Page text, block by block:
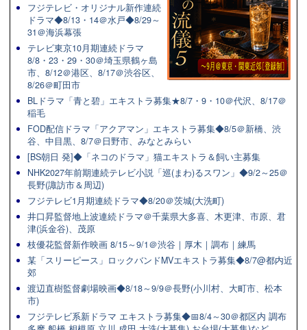
フジテレビ・オリジナル新作連続
ドラマ◆8/13・14＠水戸◆8/29～
31＠海浜幕張
テレビ東京10月期連続ドラマ
8/8・23・29・30＠埼玉県鶴ヶ島
市、8/12＠港区、8/17＠渋谷区、
8/26＠町田市
BLドラマ「青と碧」エキストラ募集★8/7・9・10＠代沢、8/17＠
稲毛
FOD配信ドラマ「アクアマン」エキストラ募集◆8/5＠新橋、渋
谷、中目黒、8/7＠日野市、みなとみらい
[BS朝日 発]◆「ネコのドラマ」猫エキストラ＆飼い主募集
NHK2027年前期連続テレビ小説「巡(まわ)るスワン」◆9/2～25＠
長野(諏訪市＆周辺)
フジテレビ1月期連続ドラマ◆8/20＠茨城(大洗町)
井口昇監督地上波連続ドラマ＠千葉県大多喜、木更津、市原、君
津(浜金谷)、茂原
枝優花監督新作映画 8/15～9/1＠渋谷｜厚木｜調布｜練馬
某「スリーピース」ロックバンドMVエキストラ募集◆8/7@都内近
郊
渡辺直樹監督劇場映画◆8/18～9/9＠長野(小川村、大町市、松本
市)
フジテレビ系新ドラマ エキストラ募集◆📅8/4～30＠都区内 調布